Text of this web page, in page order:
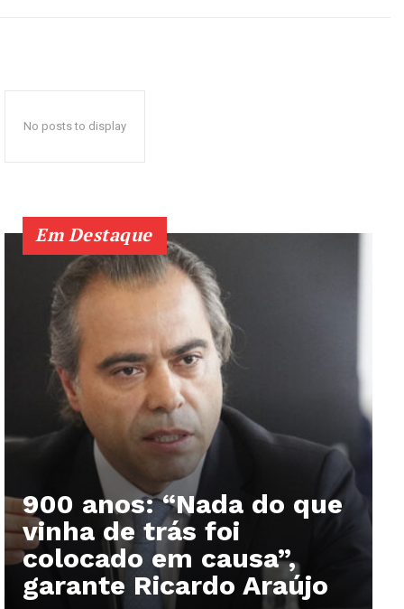
No posts to display
Em Destaque
900 anos: “Nada do que
vinha de trás foi
colocado em causa”,
garante Ricardo Araújo